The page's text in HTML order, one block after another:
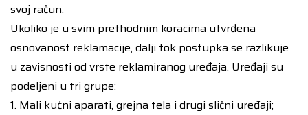
svoj račun.
Ukoliko je u svim prethodnim koracima utvrđena
osnovanost reklamacije, dalji tok postupka se razlikuje
u zavisnosti od vrste reklamiranog uređaja. Uređaji su
podeljeni u tri grupe:
1. Mali kućni aparati, grejna tela i drugi slični uređaji;